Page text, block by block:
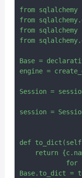
from
from
from
from
Base =
engine =
Session =
session =
def
return
for
Base.to_dict =